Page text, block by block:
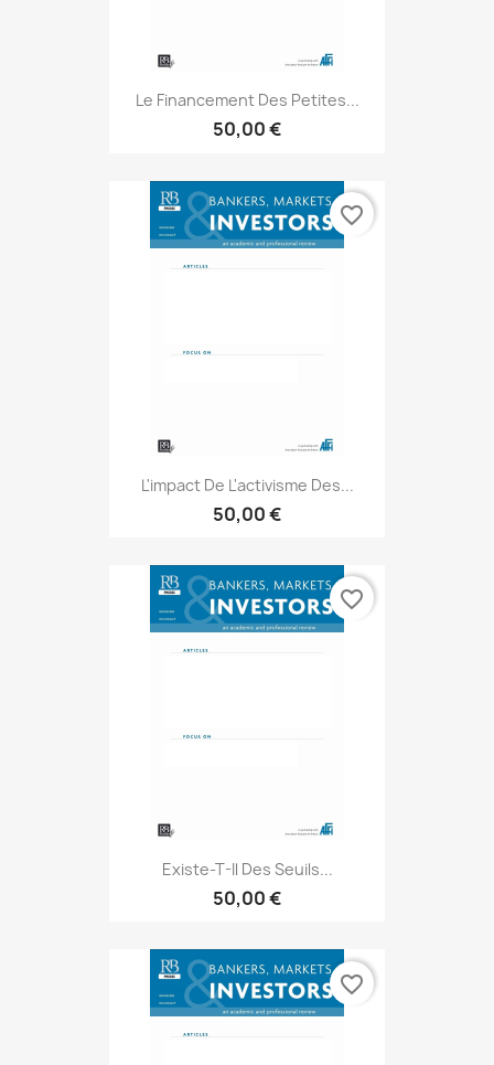
Le Financement Des Petites...
50,00 €
L'impact De L'activisme Des...
50,00 €
favorite_border
Existe-T-Il Des Seuils...
50,00 €
favorite_border
favorite_border